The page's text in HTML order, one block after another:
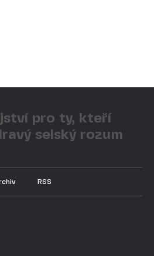
pro ty, kteří
selský rozum
RSS